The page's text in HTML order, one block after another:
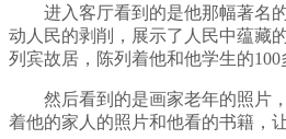
进入客厅看到的是他那幅著名
动人民的剥削，展示了人民中蕴藏
列宾故居，陈列着他和他学生的100
然后看到的是画家老年的照片
着他的家人的照片和他看的书籍，